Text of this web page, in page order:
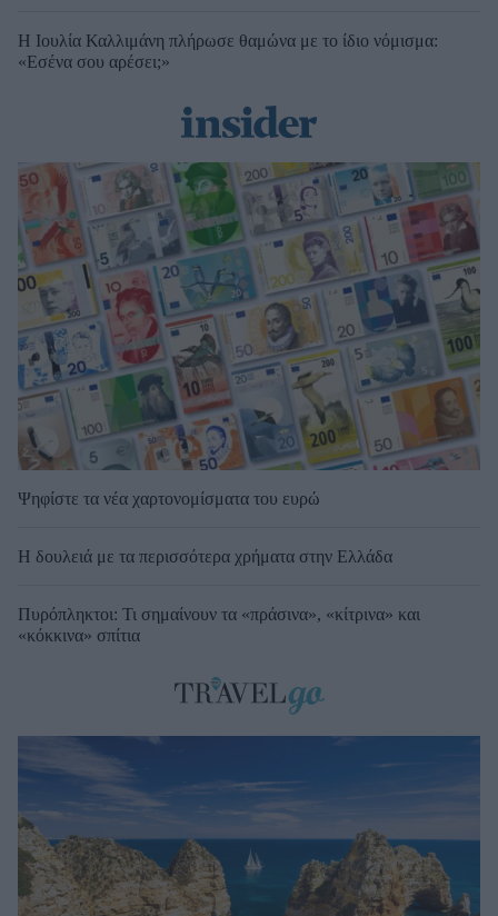
Η Ιουλία Καλλιμάνη πλήρωσε θαμώνα με το ίδιο νόμισμα:
«Εσένα σου αρέσει;»
Ψηφίστε τα νέα χαρτονομίσματα του ευρώ
Η δουλειά με τα περισσότερα χρήματα στην Ελλάδα
Πυρόπληκτοι: Τι σημαίνουν τα «πράσινα», «κίτρινα» και
«κόκκινα» σπίτια